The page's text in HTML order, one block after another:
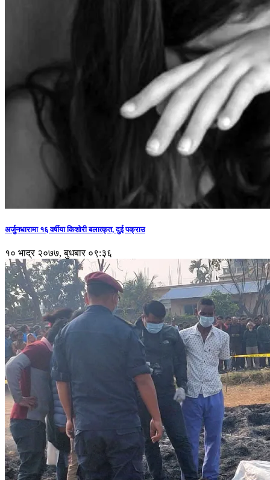
अर्जुनधारामा १६ वर्षीया किशोरी बलात्कृत, दुई पक्राउ
१० भाद्र २०७७, बुधबार ०९:३६